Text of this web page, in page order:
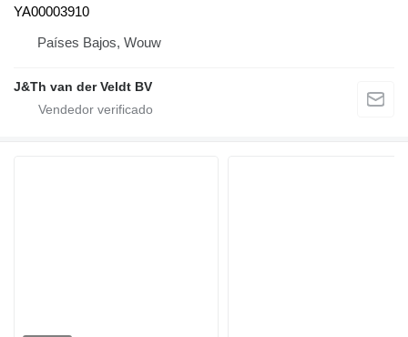
YA00003910
Países Bajos, Wouw
J&Th van der Veldt BV